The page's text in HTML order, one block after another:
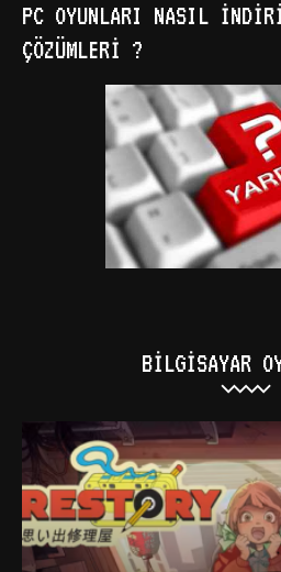
PC OYUNLARI NASIL
ÇÖZÜMLERI ?
BILGISAYAR